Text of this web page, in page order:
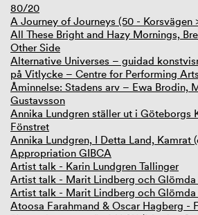
80/20
A Journey of Journeys (50 - Korsvägen
All These Bright and Hazy Mornings,
Other Side
Alternative Universes – guidad
på Vitlycke – Centre for Performing Arts
Åminnelse: Stadens arv – Ewa Brodin,
Gustavsson
Annika Lundgren ställer ut i Göteborgs
Fönstret
Annika Lundgren, I Detta Land, Kamrat
Appropriation GIBCA
Artist talk - Karin Lundgren Tallinger
Artist talk - Marit Lindberg och
Artist talk - Marit Lindberg och
Atoosa Farahmand & Oscar Hagberg -